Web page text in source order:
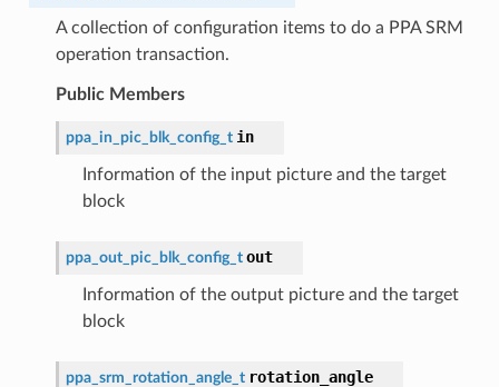
A collection of configuration items to do a PPA SRM
operation transaction.
Public Members
ppa_in_pic_blk_config_t in
Information of the input picture and the target
block
ppa_out_pic_blk_config_t out
Information of the output picture and the target
block
ppa_srm_rotation_angle_t rotation_angle